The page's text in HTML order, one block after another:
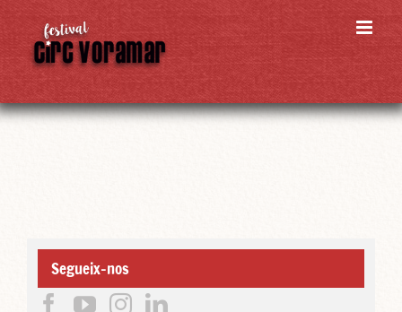
Skip
to
content
Segueix-nos